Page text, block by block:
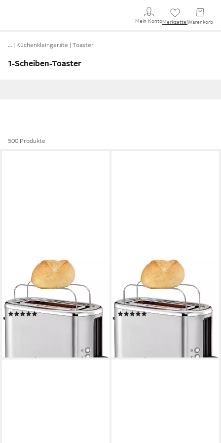
Mein KontoMerkzettel Warenkorb
… Küchenkleingeräte Toaster
1-Scheiben-Toaster
500 Produkte
Toaster KÜCHENminis®, 1
langer Schlitz, für 1 Scheibe,
600 W
(208)
lieferbar - in 1-2 Werktagen bei dir
Toaster KÜCHENminis®, 1
langer Schlitz, für 1 Scheibe,
600 W
(208)
lieferbar - in 1-2 Werktagen bei dir